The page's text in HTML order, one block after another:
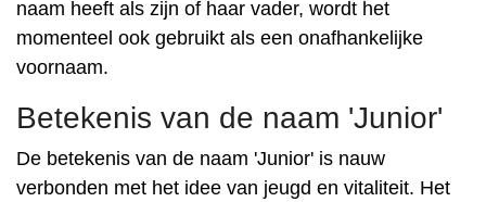
naam heeft als zijn of haar vader, wordt het
momenteel ook gebruikt als een onafhankelijke
voornaam.
Betekenis van de naam 'Junior'
De betekenis van de naam 'Junior' is nauw
verbonden met het idee van jeugd en vitaliteit. Het